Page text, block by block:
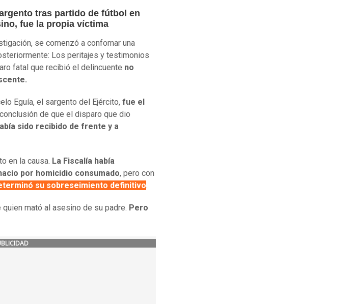
tras partido de fútbol en
fue la propia víctima
se comenzó a confomar una
Los peritajes y testimonios
fatal que recibió el delincuente no
Eguía, el sargento del Ejército, fue el
de que el disparo que dio
sido recibido de frente y a
en la causa. La Fiscalía había
por homicidio consumado, pero con
su sobreseimiento definitivo.
mató al asesino de su padre. Pero